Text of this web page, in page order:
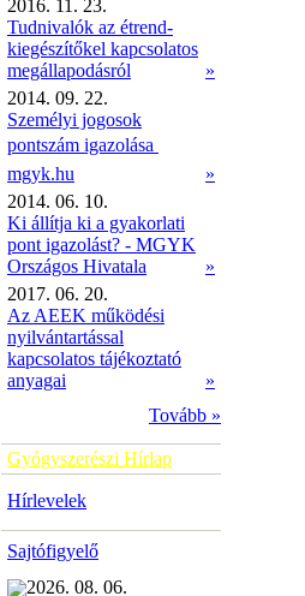
2016. 11. 23.
Tudnivalók az étrend-
kiegészítőkel kapcsolatos
megállapodásról
»
2014. 09. 22.
Személyi jogosok
pontszám igazolása 
mgyk.hu
»
2014. 06. 10.
Ki állítja ki a gyakorlati
pont igazolást? - MGYK
Országos Hivatala
»
2017. 06. 20.
Az AEEK működési
nyilvántartással
kapcsolatos tájékoztató
anyagai
»
Tovább »
Gyógyszerészi Hírlap
Hírlevelek
Sajtófigyelő
2026. 08. 06.